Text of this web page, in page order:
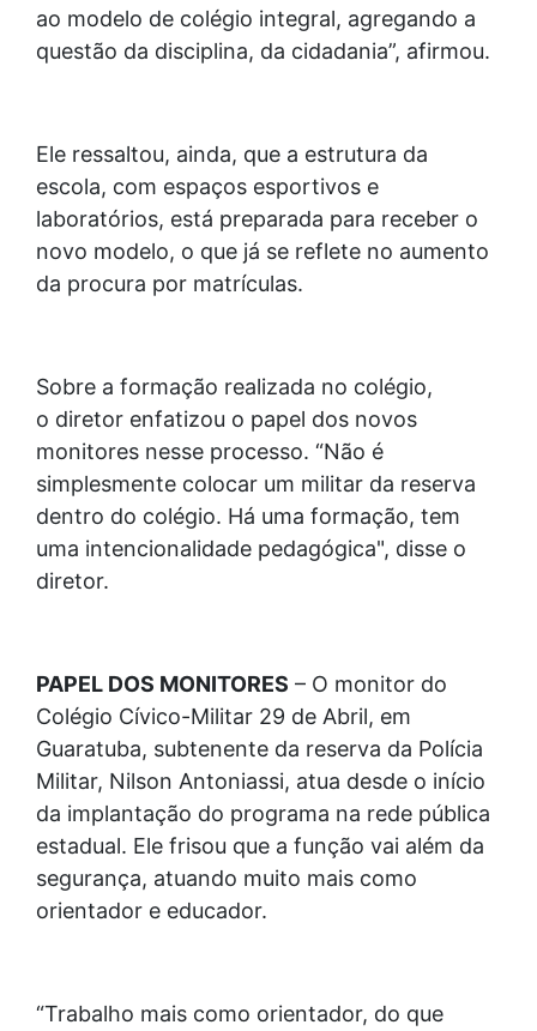
ao modelo de colégio integral, agregando a
questão da disciplina, da cidadania”, afirmou.
Ele ressaltou, ainda, que a estrutura da
escola, com espaços esportivos e
laboratórios, está preparada para receber o
novo modelo, o que já se reflete no aumento
da procura por matrículas.
Sobre a formação realizada no colégio,
o diretor enfatizou o papel dos novos
monitores nesse processo. “Não é
simplesmente colocar um militar da reserva
dentro do colégio. Há uma formação, tem
uma intencionalidade pedagógica", disse o
diretor.
PAPEL DOS MONITORES – O monitor do
Colégio Cívico-Militar 29 de Abril, em
Guaratuba, subtenente da reserva da Polícia
Militar, Nilson Antoniassi, atua desde o início
da implantação do programa na rede pública
estadual. Ele frisou que a função vai além da
segurança, atuando muito mais como
orientador e educador.
“Trabalho mais como orientador, do que